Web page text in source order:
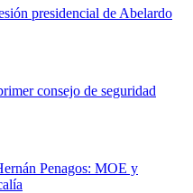
presidencial de Abelardo
consejo de seguridad
Penagos: MOE y